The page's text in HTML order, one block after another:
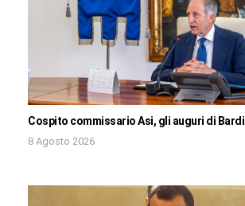
Cospito commissario Asi, gli auguri di Bardi
8 Agosto 2026